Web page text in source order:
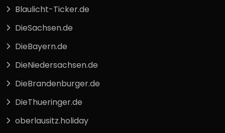
Blaulicht-Ticker.de
DieSachsen.de
DieBayern.de
DieNiedersachsen.de
DieBrandenburger.de
DieThueringer.de
oberlausitz.holiday